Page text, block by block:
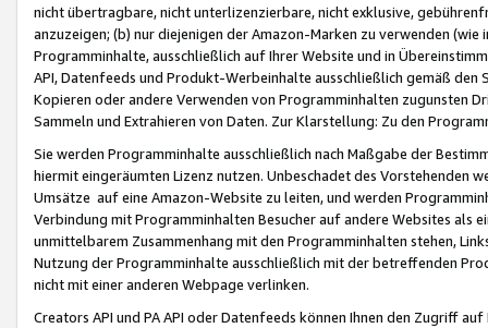
nicht übertragbare, nicht unterlizenzierbare, nicht exklusive,
anzuzeigen; (b) nur diejenigen der Amazon-Marken zu verwenden
Programminhalte, ausschließlich auf Ihrer Website und in
API, Datenfeeds und Produkt-Werbeinhalte ausschließlich gemäß
Kopieren oder andere Verwenden von Programminhalten zugunsten
Sammeln und Extrahieren von Daten. Zur Klarstellung: Zu den
Sie werden Programminhalte ausschließlich nach Maßgabe der
hiermit eingeräumten Lizenz nutzen. Unbeschadet des Vorstehenden
Umsätze auf eine Amazon-Website zu leiten, und werden
Verbindung mit Programminhalten Besucher auf andere Websites als
unmittelbarem Zusammenhang mit den Programminhalten stehen,
Nutzung der Programminhalte ausschließlich mit der betreffenden
nicht mit einer anderen Webpage verlinken.
Creators API und PA API oder Datenfeeds können Ihnen den Zugriff